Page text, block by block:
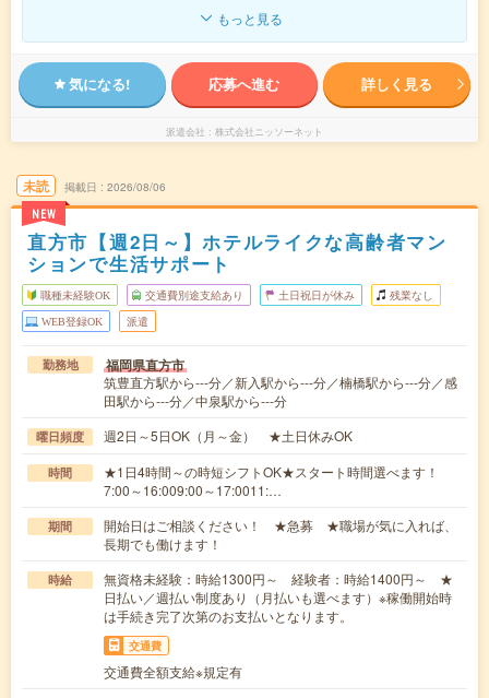
もっと見る
気になる! 応募へ進む 詳しく見る
派遣会社 株式会社ニッソーネット
未読
NEW
掲載日 2026/08/06
直方市【週2日～】ホテルライクな高齢者マン
ションで生活サポート
職種未経験OK 交通費別途支給あり 土日祝日が休み 残業なし
WEB登録OK 派遣
勤務地 福岡県直方市
筑豊直方駅から---分／新入駅から---分／楠橋駅から---分／感
田駅から---分／中泉駅から---分
曜日頻度 週2日～5日OK（月～金） ★土日休みOK
時間
★1日4時間～の時短シフトOK★スタート時間選べます！
7:00～16:009:00～17:0011:…
期間
開始日はご相談ください！ ★急募 ★職場が気に入れば、
長期でも働けます！
時給
無資格未経験：時給1300円～ 経験者：時給1400円～ ★
日払い／週払い制度あり（月払いも選べます）※稼働開始時
は手続き完了次第のお支払いとなります。
交通費
交通費全額支給※規定有